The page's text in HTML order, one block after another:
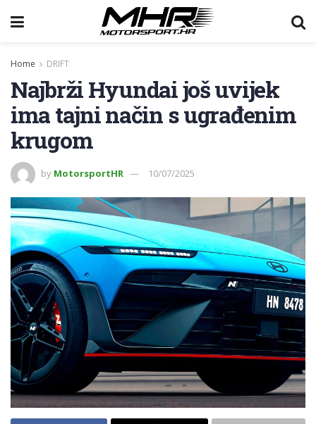
Home DRIFT
Najbrži Hyundai još uvijek
ima tajni način s ugrađenim
krugom
by MotorsportHR 10/07/2025